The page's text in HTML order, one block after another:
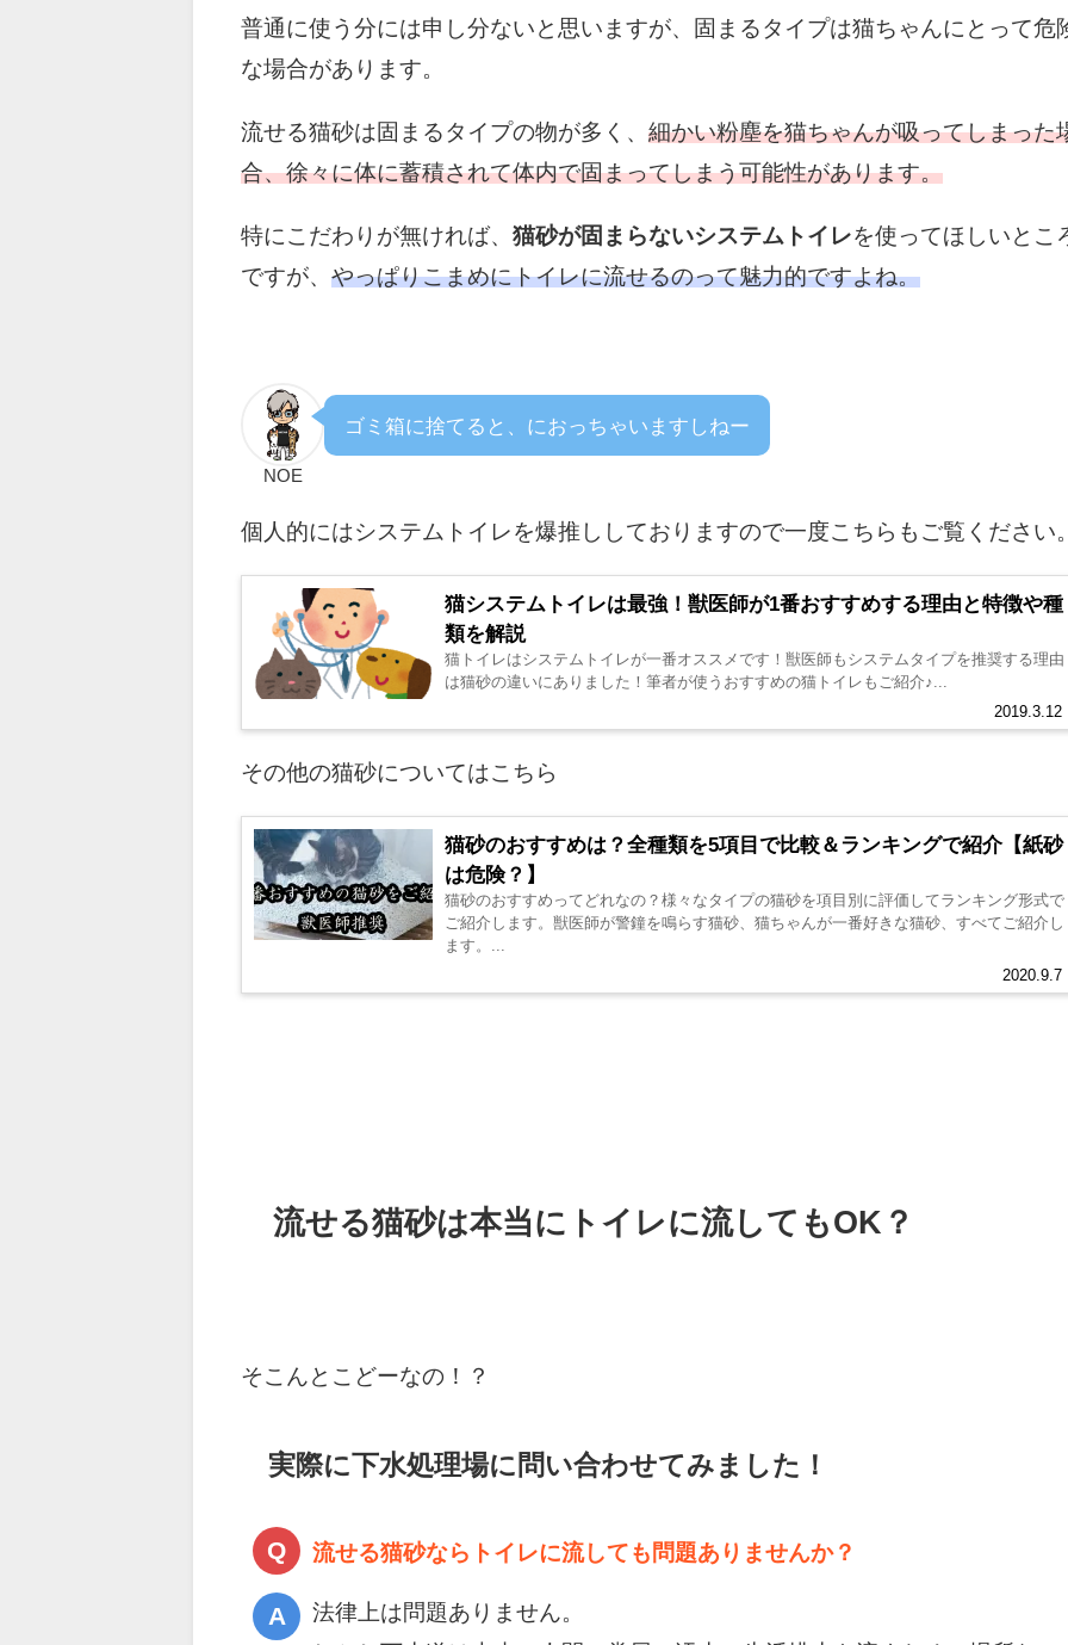
普通に使う分には申し分ないと思いますが、固まるタイプは猫ちゃんにとって危
な場合があります。
流せる猫砂は固まるタイプの物が多く、細かい粉塵を猫ちゃんが吸ってしまった
合、徐々に体に蓄積されて体内で固まってしまう可能性があります。
特にこだわりが無ければ、猫砂が固まらないシステムトイレを使ってほしいとこ
ですが、やっぱりこまめにトイレに流せるのって魅力的ですよね。
NOE
ゴミ箱に捨てると、におっちゃいますしねー
個人的にはシステムトイレを爆推ししておりますので一度こちらもご覧ください
猫システムトイレは最強！獣医師が1番おすすめする理由と特徴や種
類を解説
2019.3.12
猫トイレはシステムトイレが一番オススメです！獣医師もシステムタイプを推奨する理由
は猫砂の違いにありました！筆者が使うおすすめの猫トイレもご紹介♪...
その他の猫砂についてはこちら
猫砂のおすすめは？全種類を5項目で比較＆ランキングで紹介【紙砂
は危険？】
2020.9.7
猫砂のおすすめってどれなの？様々なタイプの猫砂を項目別に評価してランキング形式で
ご紹介します。獣医師が警鐘を鳴らす猫砂、猫ちゃんが一番好きな猫砂、すべてご紹介し
ます。...
流せる猫砂は本当にトイレに流してもOK？
そこんとこどーなの！？
実際に下水処理場に問い合わせてみました！
流せる猫砂ならトイレに流しても問題ありませんか？
法律上は問題ありません。